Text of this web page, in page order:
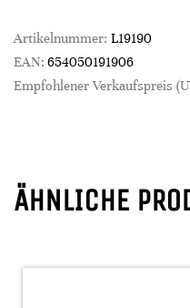
Artikelnummer: L19190
EAN: 654050191906
Empfohlener Verkaufspreis
ÄHNLICHE